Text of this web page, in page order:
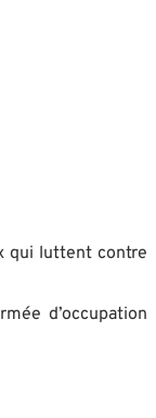
qui luttent contre
d’occupation